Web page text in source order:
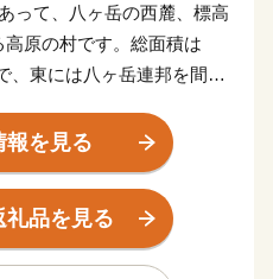
って、八ヶ岳の西麓、標高
原の村です。総面積は
、東には八ヶ岳連邦を間近
のすばらしい眺望に恵まれ
。
し、セルリーやほうれん草
シクラメンなどの花卉栽培
報を見る
礼品を見る